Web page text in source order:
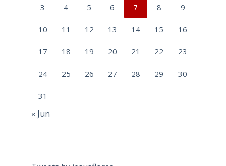
3 4 5 6 7 8 9
10 11 12 13 14 15 16
17 18 19 20 21 22 23
24 25 26 27 28 29 30
31
« Jun